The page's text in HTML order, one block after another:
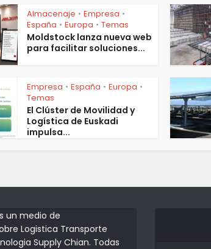
Almacenaje • Empresa •
España • Europa • Temas
Moldstock lanza nueva web
para facilitar soluciones...
Empresa • España • Europa •
Temas
El Clúster de Movilidad y
Logística de Euskadi
impulsa...
un medio de
Logistica Transporte
Supply Chian. Todas